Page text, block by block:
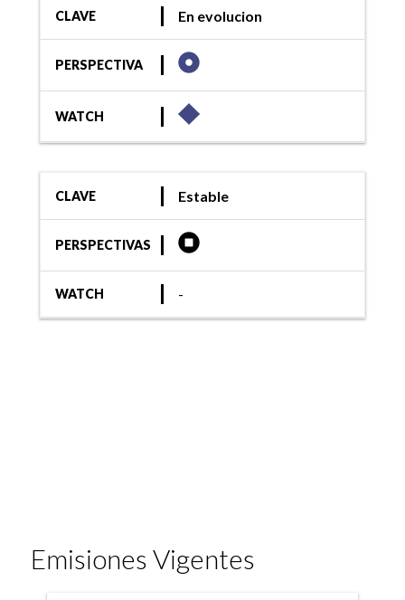
CLAVE En evolucion
PERSPECTIVA
WATCH
CLAVE Estable
PERSPECTIVAS
WATCH -
Emisiones Vigentes